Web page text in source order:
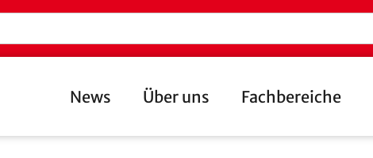
News Über uns Fachbereiche